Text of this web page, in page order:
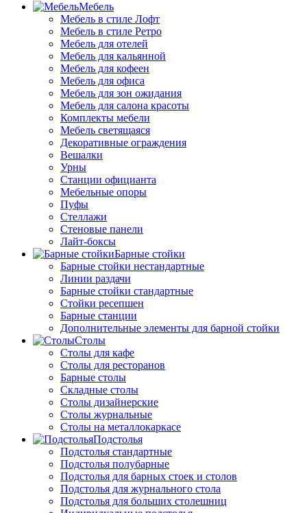
Мебель
Мебель в стиле Лофт
Мебель в стиле Ретро
Мебель для отелей
Мебель для кальянной
Мебель для кофеен
Мебель для офиса
Мебель для зон ожидания
Мебель для салона красоты
Комплекты мебели
Мебель светящаяся
Декоративные ограждения
Вешалки
Урны
Станции официанта
Мебельные опоры
Пуфы
Стеллажи
Стеновые панели
Лайт-боксы
Барные стойки
Барные стойки нестандартные
Линии раздачи
Барные стойки стандартные
Стойки ресепшен
Барные станции
Дополнительные элементы для барной стойки
Столы
Столы для кафе
Столы для ресторанов
Барные столы
Складные столы
Столы дизайнерские
Столы журнальные
Столы на металлокаркасе
Подстолья
Подстолья стандартные
Подстолья полубарные
Подстолья для барных стоек и столов
Подстолья для журнального стола
Подстолья для больших столешниц